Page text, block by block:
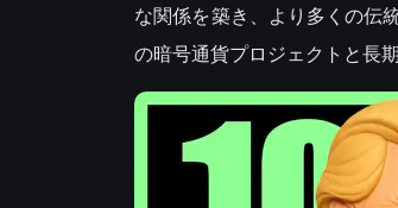
な関係を築き、より多くの伝
の暗号通貨プロジェクトと長